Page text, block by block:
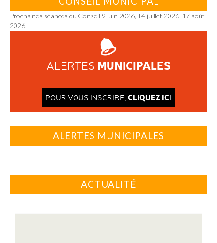
Prochaines séances du Conseil 9 juin 2026, 14 juillet 2026, 17 août
2026.
ALERTES MUNICIPALES
POUR VOUS INSCRIRE, CLIQUEZ ICI
ALERTES MUNICIPALES
ACTUALITÉ